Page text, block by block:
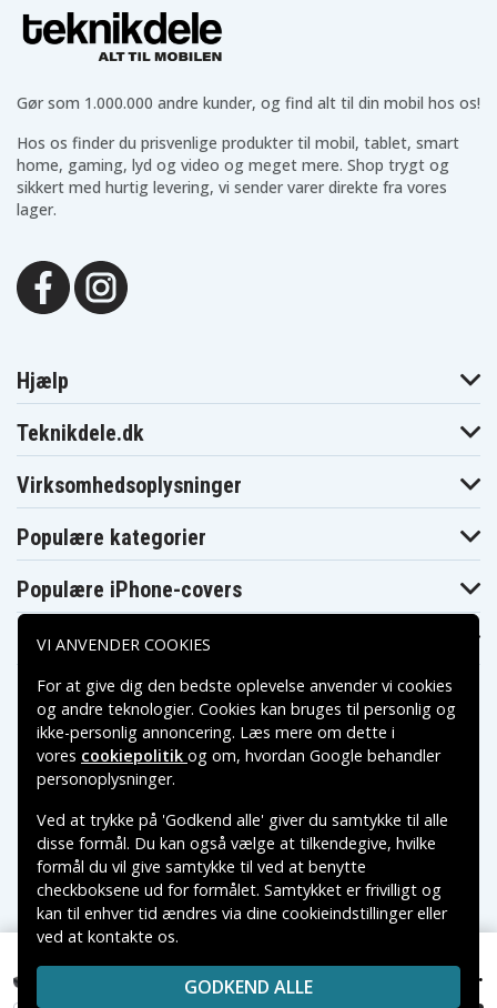
329 kr.
Gør som 1.000.000 andre kunder, og find alt til din mobil hos os!
Hos os finder du prisvenlige produkter til mobil, tablet, smart
home, gaming, lyd og video og meget mere. Shop trygt og
sikkert med hurtig levering, vi sender varer direkte fra vores
lager.
Hjælp
Teknikdele.dk
Virksomhedsoplysninger
Populære kategorier
Populære iPhone-covers
Populære Samsung-covers
Betalingsmuligheder
Leveringsmuligheder
Copyright © 2026, Spares Nordic AB
VAREMÆRKER NÆVNT PÅ DETTE WEB TILHØRER DE
RESPEKTIVE VAREMÆRKERS-EJER.
VI ANVENDER COOKIES
For at give dig den bedste oplevelse anvender vi cookies
og andre teknologier. Cookies kan bruges til personlig og
ikke-personlig annoncering. Læs mere om dette i
vores cookiepolitik og om, hvordan Google behandler
personoplysninger.
Ved at trykke på 'Godkend alle' giver du samtykke til alle
disse formål. Du kan også vælge at tilkendegive, hvilke
formål du vil give samtykke til ved at benytte
checkboksene ud for formålet. Samtykket er frivilligt og
kan til enhver tid ændres via dine cookieindstillinger eller
ved at kontakte os.
GODKEND ALLE